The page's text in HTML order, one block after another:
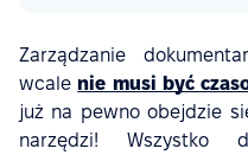
Zarządzanie
wcalenie musi być
już na pewno obejdzie
narzędzi! Wszystko